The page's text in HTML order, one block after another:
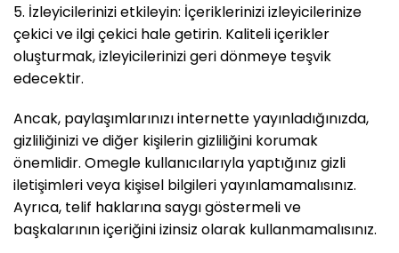
5. İzleyicilerinizi etkileyin: İçeriklerinizi izleyicilerinize
çekici ve ilgi çekici hale getirin. Kaliteli içerikler
oluşturmak, izleyicilerinizi geri dönmeye teşvik
edecektir.
Ancak, paylaşımlarınızı internette yayınladığınızda,
gizliliğinizi ve diğer kişilerin gizliliğini korumak
önemlidir. Omegle kullanıcılarıyla yaptığınız gizli
iletişimleri veya kişisel bilgileri yayınlamamalısınız.
Ayrıca, telif haklarına saygı göstermeli ve
başkalarının içeriğini izinsiz olarak kullanmamalısınız.